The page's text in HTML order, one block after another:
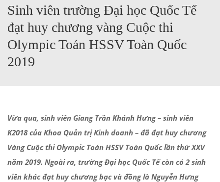
Sinh viên trường Đại học Quốc Tế
đạt huy chương vàng Cuộc thi
Olympic Toán HSSV Toàn Quốc
2019
Vừa qua, sinh viên Giang Trần Khánh Hưng – sinh viên
K2018 của Khoa Quản trị Kinh doanh – đã đạt huy chương
Vàng Cuộc thi Olympic Toán HSSV Toàn Quốc lần thứ XXV
năm 2019. Ngoài ra, trường Đại học Quốc Tế còn có 2 sinh
viên khác đạt huy chương bạc và đồng là Nguyễn Hưng